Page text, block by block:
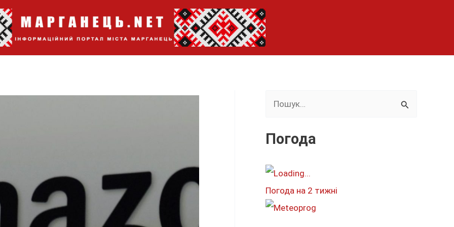
к
т
:
Погода
Погода на 2 тижні